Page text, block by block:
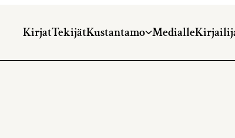
KirjatTekijätKustantamo Medialle